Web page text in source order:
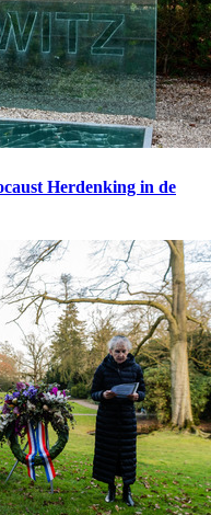
Herdenking in de